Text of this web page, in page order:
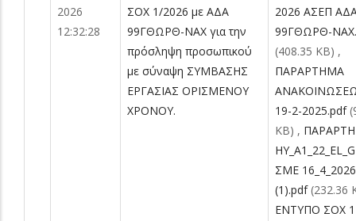
2026
12:32:28
ΣΟΧ 1/2026 με ΑΔΑ
99ΓΘΩΡΘ-ΝΑΧ για την
πρόσληψη προσωπικού
με σύναψη ΣΥΜΒΑΣΗΣ
ΕΡΓΑΣΙΑΣ ΟΡΙΣΜΕΝΟΥ
ΧΡΟΝΟΥ.
2026 ΑΣΕΠ
99ΓΘΩΡΘ-
(408.35 KB) ,
ΠΑΡΑΡΤΗΜΑ
19-2-2025.pdf
KB) ,
ΣΜΕ
(1).pdf (232.36
ΕΝΤΥΠΟ ΣΟΧ